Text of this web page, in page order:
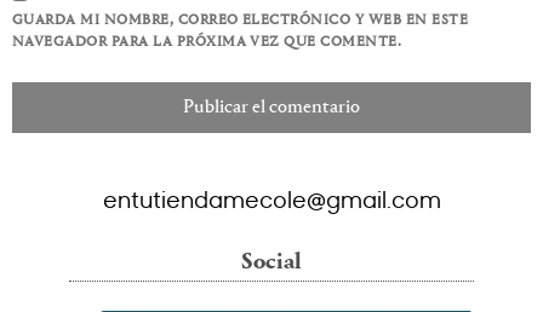
GUARDA MI NOMBRE, CORREO ELECTRÓNICO Y WEB EN ESTE
NAVEGADOR PARA LA PRÓXIMA VEZ QUE COMENTE.
entutiendamecole@gmail.com
Social